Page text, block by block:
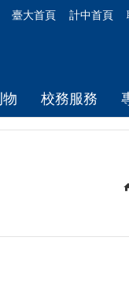
臺大首頁 計中首頁
物 校務服務